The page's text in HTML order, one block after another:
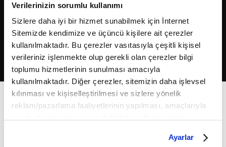
Verilerinizin sorumlu kullanımı
Sizlere daha iyi bir hizmet sunabilmek için İnternet
Sitemizde kendimize ve üçüncü kişilere ait çerezler
kullanılmaktadır. Bu çerezler vasıtasıyla çeşitli kişisel
verileriniz işlenmekte olup gerekli olan çerezler bilgi
toplumu hizmetlerinin sunulması amacıyla
kullanılmaktadır. Diğer çerezler, sitemizin daha işlevsel
kılınması ve kişiselleştirilmesi ve sizlere yönelik
reklam/pazarlama faaliyetlerinin yapılması, amaçlarıyla
belirleyebilirsiniz. Çerezlere ilişkin detaylı bilgi için
Ayarlar
2026Fikriyat. Tüm hakları saklıdır.